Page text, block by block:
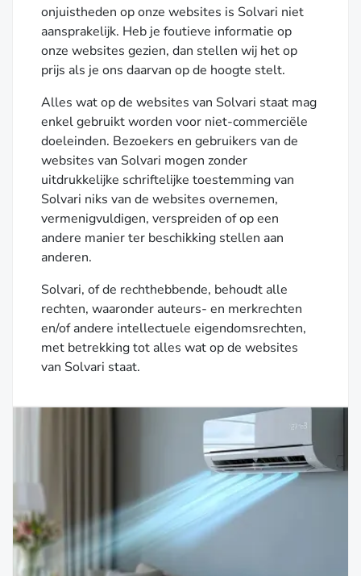
onjuistheden op onze websites is Solvari niet
aansprakelijk. Heb je foutieve informatie op
onze websites gezien, dan stellen wij het op
prijs als je ons daarvan op de hoogte stelt.
Alles wat op de websites van Solvari staat mag
enkel gebruikt worden voor niet-commerciële
doeleinden. Bezoekers en gebruikers van de
websites van Solvari mogen zonder
uitdrukkelijke schriftelijke toestemming van
Solvari niks van de websites overnemen,
vermenigvuldigen, verspreiden of op een
andere manier ter beschikking stellen aan
anderen.
Solvari, of de rechthebbende, behoudt alle
rechten, waaronder auteurs- en merkrechten
en/of andere intellectuele eigendomsrechten,
met betrekking tot alles wat op de websites
van Solvari staat.